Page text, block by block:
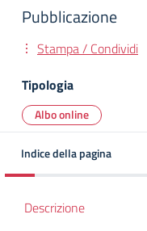
Pubblicazione
Stampa / Condividi
Tipologia
Albo online
Indice della pagina
Descrizione